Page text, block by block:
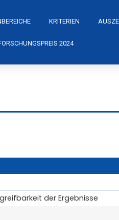
KRITERIEN
2024
der Ergebnisse